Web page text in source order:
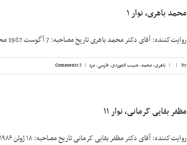
محمد باهری، نوار ۱
روایت‌کننده: آقای دکتر محمد باهری تاریخ مصاحبه: 7 آگوست 1982 محل‌مصاحبه: شهر کان [...]
By
|
| باهری، محمد,حبیب لاجوردی,فارسی,مرد |
2 Comments
مظفر بقایی کرمانی، نوار ۱۱
روایت‌کننده: آقای دکتر مظفر بقایی کرمانی تاریخ مصاحبه: ۱۸ ژوئن ۱۹۸۶ محل‌مصاحبه: نیویورک [...]